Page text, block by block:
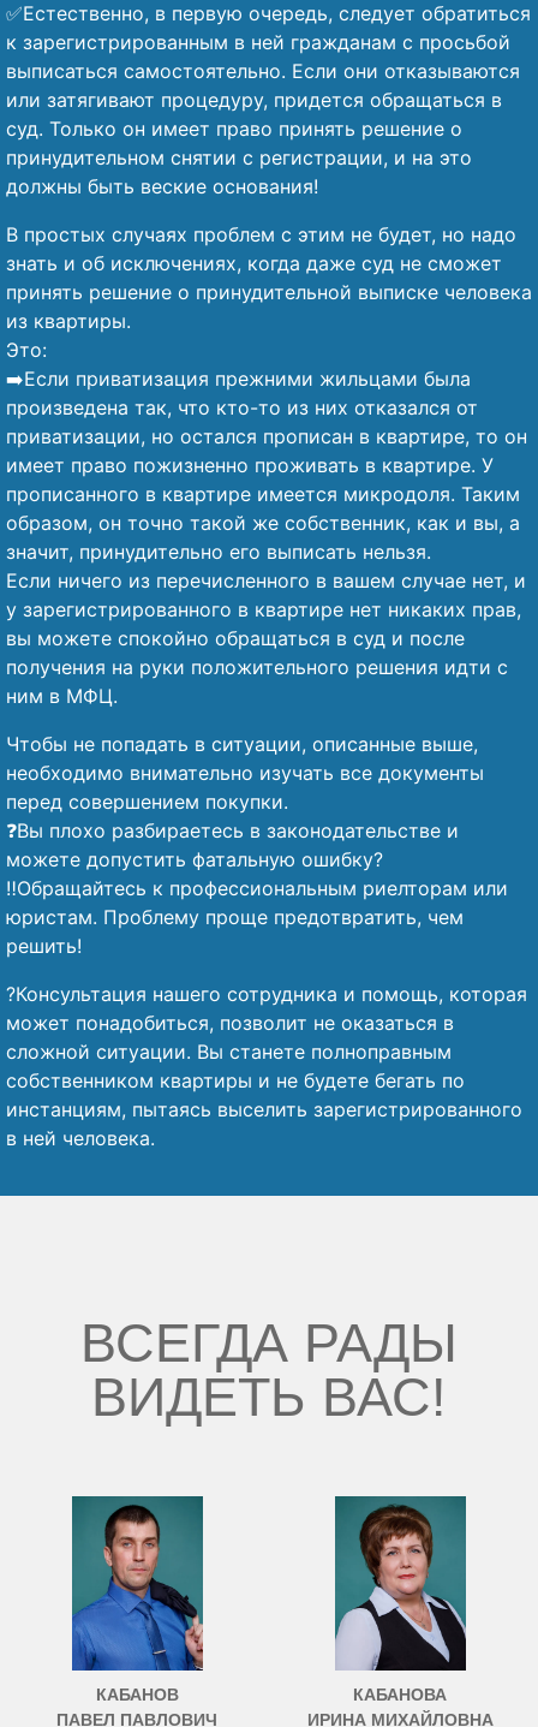
✅Естественно, в первую очередь, следует обратиться
к зарегистрированным в ней гражданам с просьбой
выписаться самостоятельно. Если они отказываются
или затягивают процедуру, придется обращаться в
суд. Только он имеет право принять решение о
принудительном снятии с регистрации, и на это
должны быть веские основания!
В простых случаях проблем с этим не будет, но надо
знать и об исключениях, когда даже суд не сможет
принять решение о принудительной выписке человека
из квартиры.
Это:
➡️Если приватизация прежними жильцами была
произведена так, что кто-то из них отказался от
приватизации, но остался прописан в квартире, то он
имеет право пожизненно проживать в квартире. У
прописанного в квартире имеется микродоля. Таким
образом, он точно такой же собственник, как и вы, а
значит, принудительно его выписать нельзя.
Если ничего из перечисленного в вашем случае нет, и
у зарегистрированного в квартире нет никаких прав,
вы можете спокойно обращаться в суд и после
получения на руки положительного решения идти с
ним в МФЦ.
Чтобы не попадать в ситуации, описанные выше,
необходимо внимательно изучать все документы
перед совершением покупки.
❓Вы плохо разбираетесь в законодательстве и
можете допустить фатальную ошибку?
‼️Обращайтесь к профессиональным риелторам или
юристам. Проблему проще предотвратить, чем
решить!
?Консультация нашего сотрудника и помощь, которая
может понадобиться, позволит не оказаться в
сложной ситуации. Вы станете полноправным
собственником квартиры и не будете бегать по
инстанциям, пытаясь выселить зарегистрированного
в ней человека.
ВСЕГДА РАДЫ
ВИДЕТЬ ВАС!
КАБАНОВ
ПАВЕЛ ПАВЛОВИЧ
КАБАНОВА
ИРИНА МИХАЙЛОВНА